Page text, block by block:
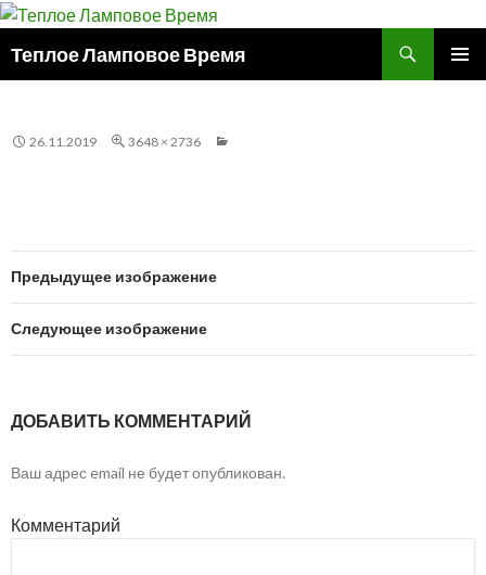
Теплое Ламповое Время
26.11.2019 3648 × 2736
Предыдущее изображение
Следующее изображение
ДОБАВИТЬ КОММЕНТАРИЙ
Ваш адрес email не будет опубликован.
Комментарий